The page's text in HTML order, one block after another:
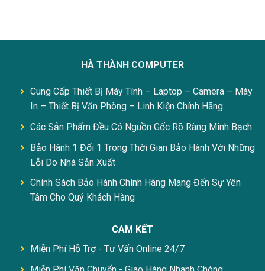
HÀ THÀNH COMPUTER
Cung Cấp Thiết Bị Máy Tính – Laptop – Camera – Máy
In – Thiết Bị Văn Phòng – Linh Kiện Chính Hãng
Các Sản Phẩm Đều Có Nguồn Gốc Rõ Ràng Minh Bạch
Bảo Hành 1 Đổi 1 Trong Thời Gian Bảo Hành Với Những
Lỗi Do Nhà Sản Xuất
Chính Sách Bảo Hành Chính Hãng Mang Đến Sự Yên
Tâm Cho Quý Khách Hàng
CAM KẾT
Miễn Phí Hỗ Trợ - Tư Vấn Online 24/7